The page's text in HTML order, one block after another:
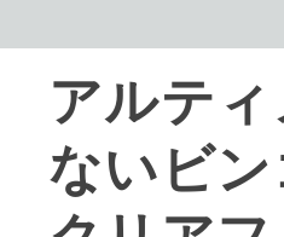
アルテ
ないビ